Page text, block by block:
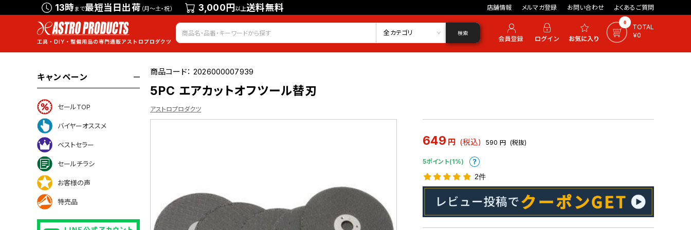
13時まで最短当日出荷 （月～土・祝） 3,000円以上送料無料 店舗情報 メルマガ登録 お問い合わせ よくあるご質問
会員登録 ログイン お気に入り 0
TOTAL
￥0
全カテゴリ 検索
キャンペーン
セールTOP
バイヤーオススメ
ベストセラー
セールチラシ
お客様の声
特売品
商品コード：2026000007939
5PC エアカットオフツール替刃
アストロプロダクツ
649 円 (税込) 590 円 (税抜)
5ポイント(1%)
2件